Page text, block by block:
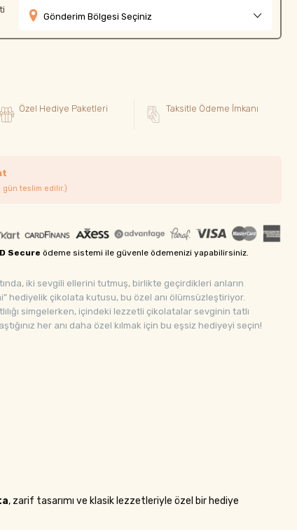
Gönderim Bölgesi Seçiniz
Özel Hediye Paketleri Taksitle Ödeme İmkanı
gün teslim edilir.)
Secure ödeme sistemi ile güvenle ödemenizi yapabilirsiniz.
iki sevgili ellerini tutmuş, birlikte geçirdikleri anların
hediyelik çikolata kutusu, bu özel anı ölümsüzleştiriyor.
simgelerken, içindeki lezzetli çikolatalar sevginin tatlı
her anı daha özel kılmak için bu eşsiz hediyeyi seçin!
, zarif tasarımı ve klasik lezzetleriyle özel bir hediye